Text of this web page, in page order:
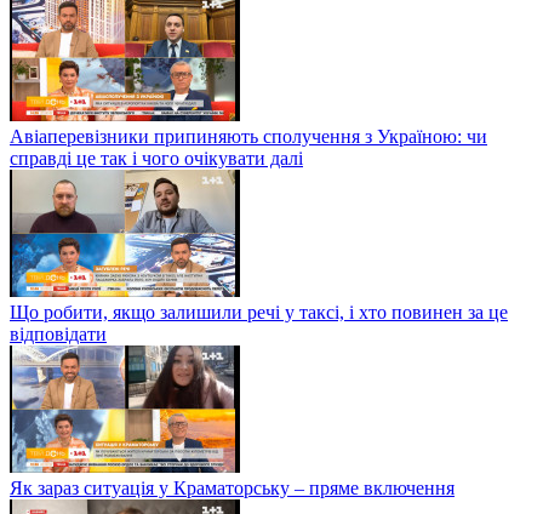
Авіаперевізники припиняють сполучення з Україною: чи
справді це так і чого очікувати далі
Що робити, якщо залишили речі у таксі, і хто повинен за це
відповідати
Як зараз ситуація у Краматорську – пряме включення